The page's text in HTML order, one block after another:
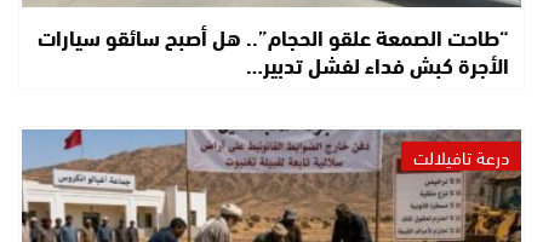
“طاحت الصمعة علقو الحجام”.. هل أصبح سائقو سيارات
الأجرة كبش فداء لفشل تدبير…
درعة تافيلالت